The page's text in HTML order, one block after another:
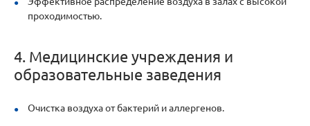
проходимостью.
4. Медицинские учреждения и
образовательные заведения
Очистка воздуха от бактерий и аллергенов.